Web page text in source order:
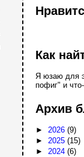
Как
Я юзаю для
пофиг" и
Архив
► 2026(9)
► 2025(15)
►2024(6)